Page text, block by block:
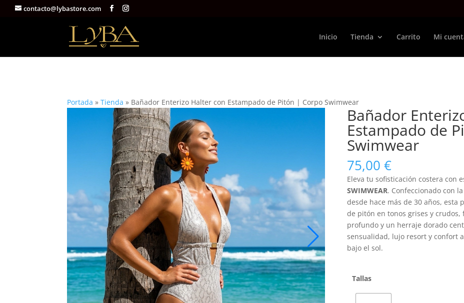
contacto@lybastore.com
Inicio Tienda Carrito Mi
Portada »Tienda » Bañador Enterizo Halter con Estampado de Pitón | Corpo Swimwear
Bañador
Estampado de
Swimwear
75,00 €
Eleva tu sofisticación costera con
SWIMWEAR. Confeccionado con
desde hace más de 30 años, esta
de pitón en tonos grises y
profundo y un herraje dorado
sensualidad, lujo resort y confort
bajo el sol.
Tallas